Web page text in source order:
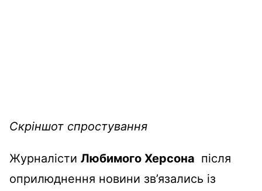
Скріншот спростування
Журналісти Любимого Херсона після
оприлюднення новини зв’язались із